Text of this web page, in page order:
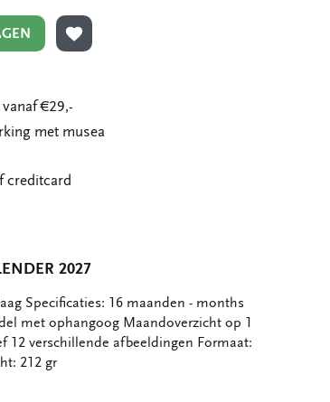
TOEVOEGEN AAN VERLANGLIJST
€29,-
met musea
creditcard
2027
Specificaties: 16 maanden - months
met ophangoog Maandoverzicht op 1
12 verschillende afbeeldingen Formaat:
212 gr